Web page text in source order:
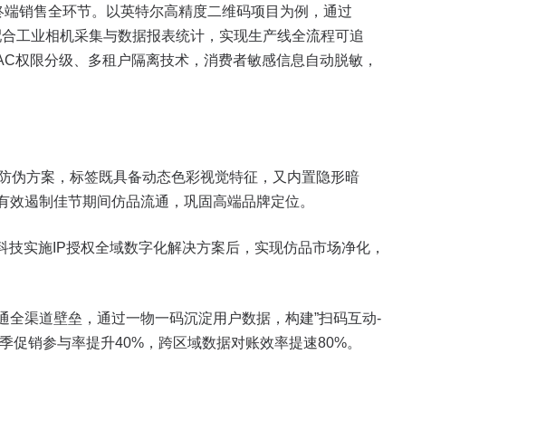
销售全环节。以英特尔高精度二维码项目为例，通过
工业相机采集与数据报表统计，实现生产线全流程可追
限分级、多租户隔离技术，消费者敏感信息自动脱敏，
伪方案，标签既具备动态色彩视觉特征，又内置隐形暗
遏制佳节期间仿品流通，巩固高端品牌定位。
实施IP授权全域数字化解决方案后，实现仿品市场净化，
渠道壁垒，通过一物一码沉淀用户数据，构建”扫码互动-
销参与率提升40%，跨区域数据对账效率提速80%。